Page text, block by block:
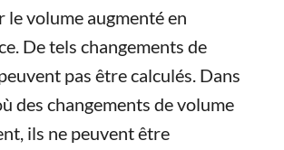
le volume augmenté en
De tels changements de
pas être calculés. Dans
des changements de volume
ils ne peuvent être